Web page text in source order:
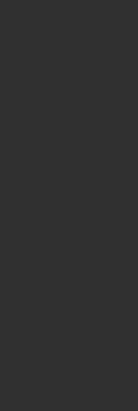
・Androidの設定を解説
定方法やおススメを紹介
、TikTokで送る方法を解説
注意点をわかりやすく解説
接続方法を解説
ウザやアプリから探す方法を